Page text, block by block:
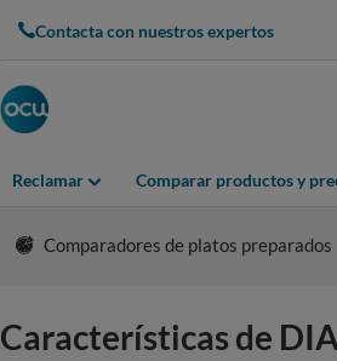
Contacta con nuestros expertos
Reclamar Comparar productos y
Comparadores de platos preparados
Características de